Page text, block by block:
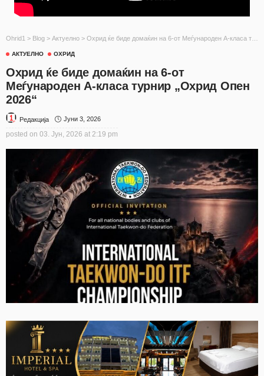
Ohrid1 > Blog > Актуелно > Охрид ќе биде домаќин на 6-от Меѓународен А-класа турнир „Охрид Опен 2026“
АКТУЕЛНО ОХРИД
Охрид ќе биде домаќин на 6-от
Меѓународен А-класа турнир „Охрид Опен
2026“
Редакција Јуни 3, 2026
posted on 03. Јун, 2026 at 2:19 pm